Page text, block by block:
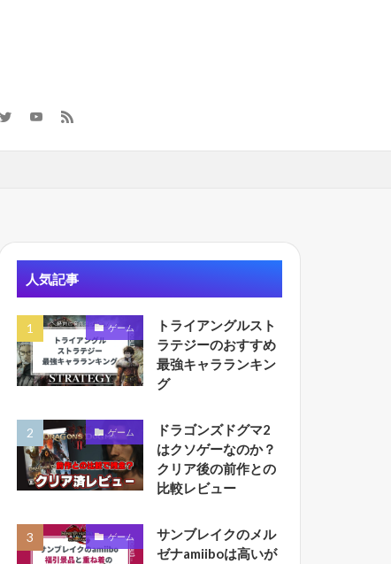
人気記事
ゲーム
トライアングルスト
ラテジーのおすすめ
最強キャラランキン
グ
ゲーム
ドラゴンズドグマ2
はクソゲーなのか？
クリア後の前作との
比較レビュー
ゲーム
サンブレイクのメル
ゼナamiiboは高いが